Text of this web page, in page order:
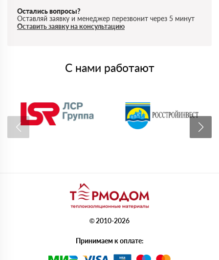
Остались вопросы?
Оставляй заявку и менеджер перезвонит через 5 минут
Оставить заявку на консультацию
С нами работают
© 2010-2026
Принимаем к оплате: